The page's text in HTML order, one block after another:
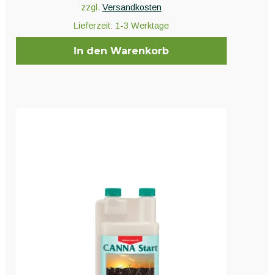
zzgl. Versandkosten
Lieferzeit: 1-3 Werktage
In den Warenkorb